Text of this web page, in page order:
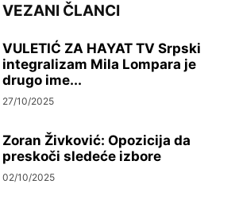
VEZANI ČLANCI
VULETIĆ ZA HAYAT TV Srpski
integralizam Mila Lompara je
drugo ime...
27/10/2025
Zoran Živković: Opozicija da
preskoči sledeće izbore
02/10/2025